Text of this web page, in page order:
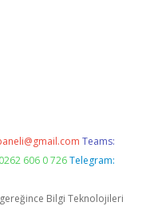
Teams:
606 0 726 Telegram:
gereğince Bilgi Teknolojileri